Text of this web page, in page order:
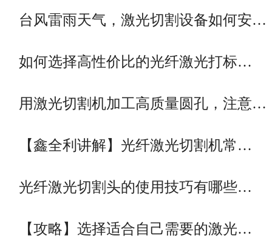
台风雷雨天气，激光切割设备如何安…
如何选择高性价比的光纤激光打标…
用激光切割机加工高质量圆孔，注意…
【鑫全利讲解】光纤激光切割机常…
光纤激光切割头的使用技巧有哪些…
【攻略】选择适合自己需要的激光…